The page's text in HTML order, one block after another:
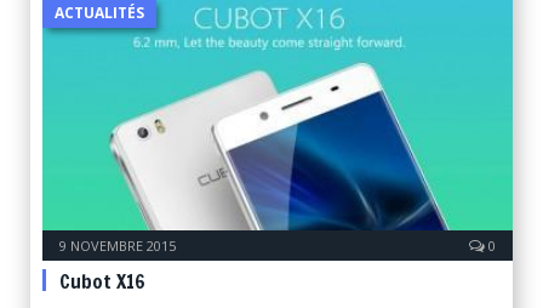
ACTUALITÉS
9 NOVEMBRE 2015 0
Cubot X16